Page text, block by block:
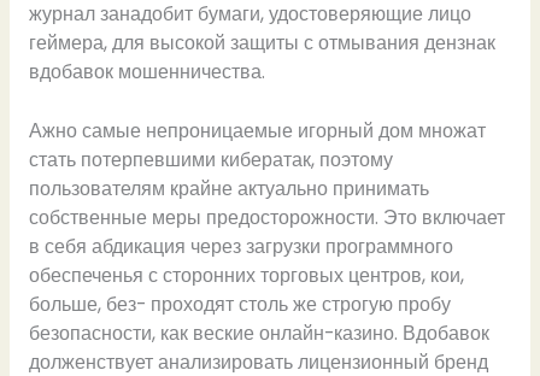
журнал занадобит бумаги, удостоверяющие лицо
геймера, для высокой защиты с отмывания дензнак
вдобавок мошенничества.
Ажно самые непроницаемые игорный дом множат
стать потерпевшими кибератак, поэтому
пользователям крайне актуально принимать
собственные меры предосторожности. Это включает
в себя абдикация через загрузки программного
обеспеченья с сторонних торговых центров, кои,
больше, без- проходят столь же строгую пробу
безопасности, как веские онлайн-казино. Вдобавок
долженствует анализировать лицензионный бренд